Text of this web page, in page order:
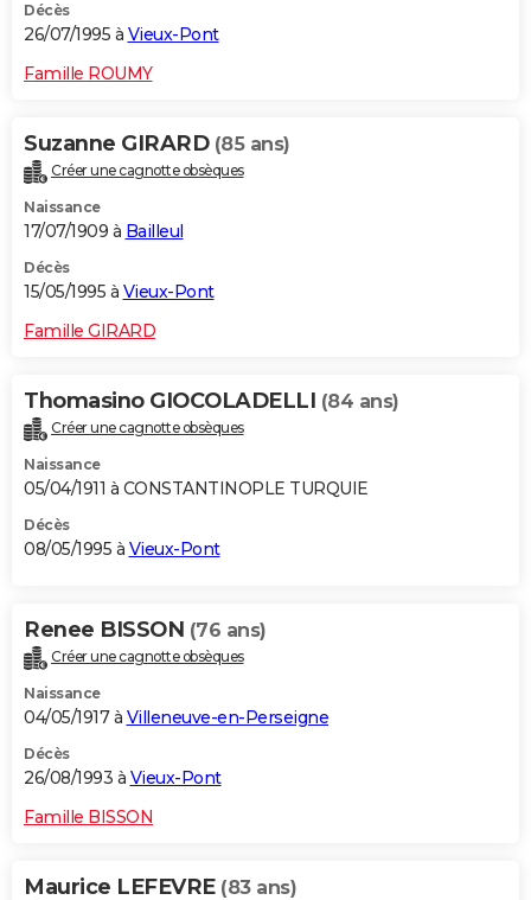
Décès
26/07/1995 à Vieux-Pont
Famille ROUMY
Suzanne GIRARD (85 ans)
Créer une cagnotte obsèques
Naissance
17/07/1909 à Bailleul
Décès
15/05/1995 à Vieux-Pont
Famille GIRARD
Thomasino GIOCOLADELLI (84 ans)
Créer une cagnotte obsèques
Naissance
05/04/1911 à CONSTANTINOPLE TURQUIE
Décès
08/05/1995 à Vieux-Pont
Renee BISSON (76 ans)
Créer une cagnotte obsèques
Naissance
04/05/1917 à Villeneuve-en-Perseigne
Décès
26/08/1993 à Vieux-Pont
Famille BISSON
Maurice LEFEVRE (83 ans)